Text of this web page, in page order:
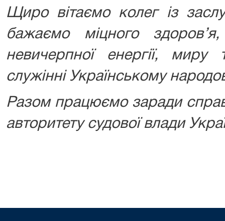
Щиро вітаємо колег із
бажаємо міцного здоров’я,
невичерпної енергії,
служінні Українському
Разом працюємо заради
авторитету судової влади